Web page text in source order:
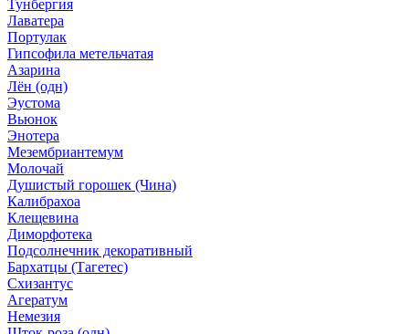
Тунбергия
Лаватера
Портулак
Гипсофила метельчатая
Азарина
Лён (одн)
Эустома
Вьюнок
Энотера
Мезембриантемум
Молочай
Душистый горошек (Чина)
Калибрахоа
Клещевина
Диморфотека
Подсолнечник декоративный
Бархатцы (Тагетес)
Схизантус
Агератум
Немезия